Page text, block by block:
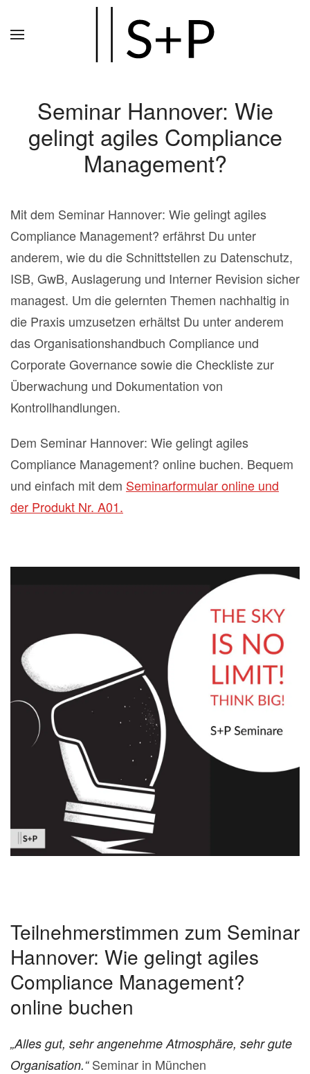
Seminar Hannover: Wie
gelingt agiles Compliance
Management?
Mit dem Seminar Hannover: Wie gelingt agiles
Compliance Management? erfährst Du unter
anderem, wie du die Schnittstellen zu Datenschutz,
ISB, GwB, Auslagerung und Interner Revision sicher
managest. Um die gelernten Themen nachhaltig in
die Praxis umzusetzen erhältst Du unter anderem
das Organisationshandbuch Compliance und
Corporate Governance sowie die Checkliste zur
Überwachung und Dokumentation von
Kontrollhandlungen.
Dem Seminar Hannover: Wie gelingt agiles
Compliance Management? online buchen. Bequem
und einfach mit dem Seminarformular online und
der Produkt Nr. A01.
Teilnehmerstimmen zum Seminar
Hannover: Wie gelingt agiles
Compliance Management?
online buchen
„Alles gut, sehr angenehme Atmosphäre, sehr gute
Organisation.“Seminar in München